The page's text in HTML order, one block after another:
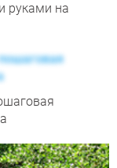
руками на